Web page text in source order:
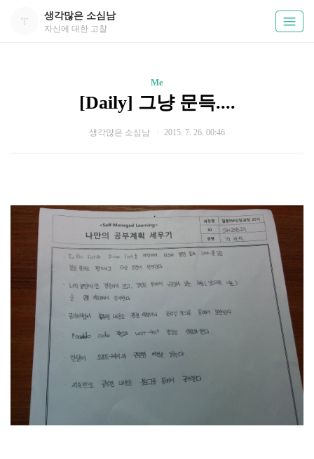
생각많은 소심남
자신에 대한 고찰
Me
[Daily] 그냥 문득....
생각많은 소심남 2015. 7. 26. 00:46